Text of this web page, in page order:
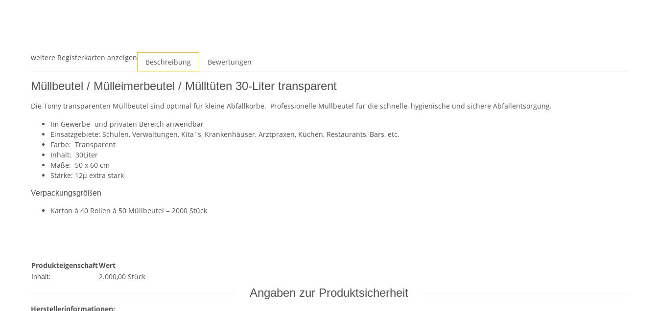
weitere Registerkarten anzeigen Beschreibung Bewertungen
Müllbeutel / Mülleimerbeutel / Mülltüten 30-Liter transparent
Die Tomy transparenten Müllbeutel sind optimal für kleine Abfallkörbe. Professionelle Müllbeutel für die schnelle, hygienische und sichere Abfallentsorgung.
Im Gewerbe- und privaten Bereich anwendbar
Einsatzgebiete: Schulen, Verwaltungen, Kita´s, Krankenhäuser, Arztpraxen, Küchen, Restaurants, Bars, etc.
Farbe: Transparent
Inhalt: 30Liter
Maße: 50 x 60 cm
Stärke: 12µ extra stark
Verpackungsgrößen
Karton á 40 Rollen á 50 Müllbeutel = 2000 Stück
ProdukteigenschaftWert
Inhalt: 2.000,00 Stück
Angaben zur Produktsicherheit
Herstellerinformationen: